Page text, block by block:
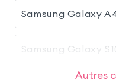
Samsung Galaxy
Samsung Galaxy
Autres